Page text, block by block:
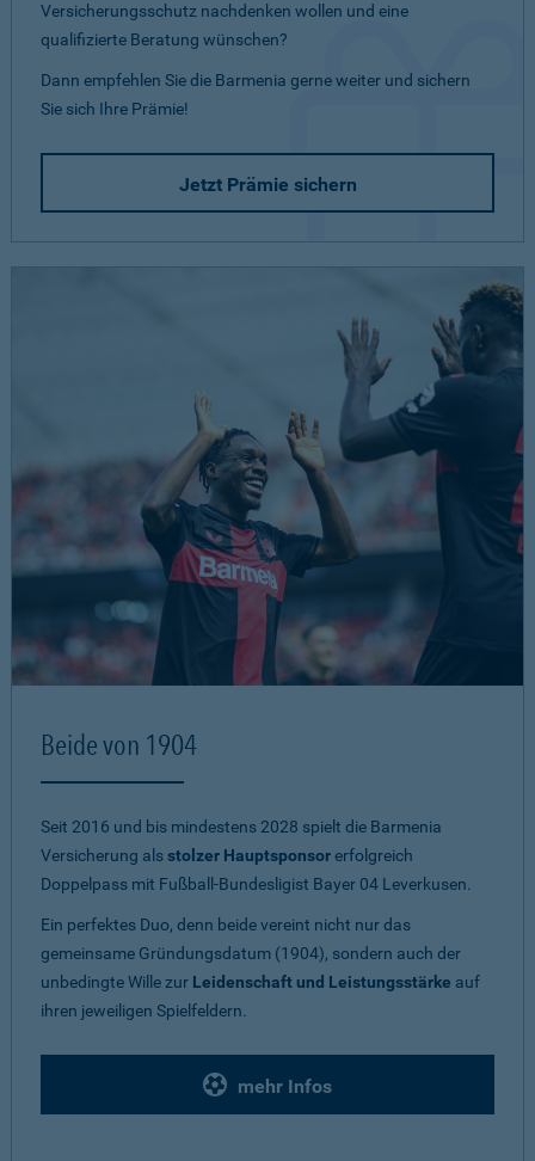
Versicherungsschutz nachdenken wollen und eine
qualifizierte Beratung wünschen?
Dann empfehlen Sie die Barmenia gerne weiter und sichern
Sie sich Ihre Prämie!
Jetzt Prämie sichern
Beide von 1904
Seit 2016 und bis mindestens 2028 spielt die Barmenia
Versicherung alsstolzer Hauptsponsorerfolgreich
Doppelpass mit Fußball-Bundesligist Bayer 04 Leverkusen.
Ein perfektes Duo, denn beide vereint nicht nur das
gemeinsame Gründungsdatum (1904), sondern auch der
unbedingte Wille zur Leidenschaft und Leistungsstärke auf
ihren jeweiligen Spielfeldern.
mehr Infos